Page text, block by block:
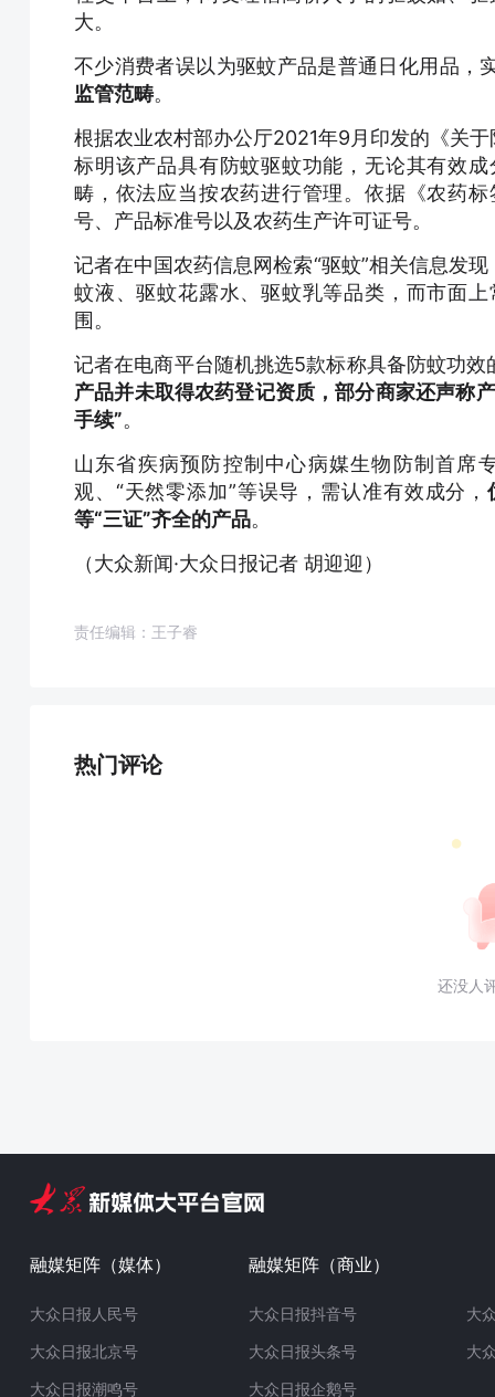
大。
不少消费者误以为驱蚊产品是普通日化用品，
监管范畴。
根据农业农村部办公厅2021年9月印发的《关
标明该产品具有防蚊驱蚊功能，无论其有效
畴，依法应当按农药进行管理。依据《农药
号、产品标准号以及农药生产许可证号。
记者在中国农药信息网检索“驱蚊”相关信息发
蚊液、驱蚊花露水、驱蚊乳等品类，而市面
围。
记者在电商平台随机挑选5款标称具备防蚊功
产品并未取得农药登记资质，部分商家还声称
手续”。
山东省疾病预防控制中心病媒生物防制首席
观、“天然零添加”等误导，需认准有效成分，
等“三证”齐全的产品。
（大众新闻·大众日报记者 胡迎迎）
责任编辑：王子睿
热门评论
还没人
融媒矩阵（媒体）
大众日报人民号
大众日报北京号
大众日报潮鸣号
融媒矩阵（商业）
大众日报抖音号
大众日报头条号
大众日报企鹅号
大
大